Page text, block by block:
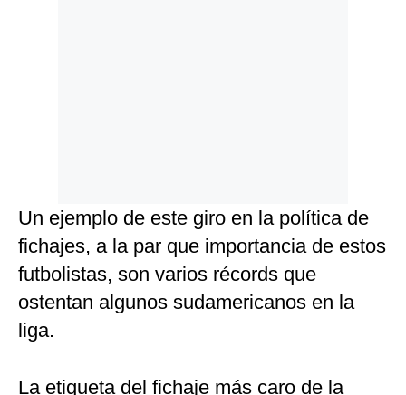
Un ejemplo de este giro en la política de
fichajes, a la par que importancia de estos
futbolistas, son varios récords que
ostentan algunos sudamericanos en la
liga.
La etiqueta del fichaje más caro de la